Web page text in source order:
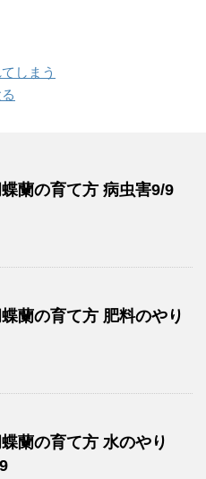
しまう
蘭の育て方 病虫害9/9
蘭の育て方 肥料のやり
蘭の育て方 水のやり